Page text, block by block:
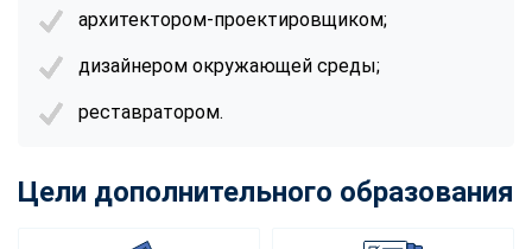
архитектором-проектировщиком;
дизайнером окружающей среды;
реставратором.
Цели дополнительного образования